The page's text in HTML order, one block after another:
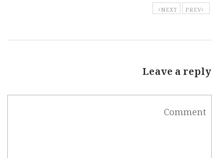
PREV
NEXT
Leave a reply